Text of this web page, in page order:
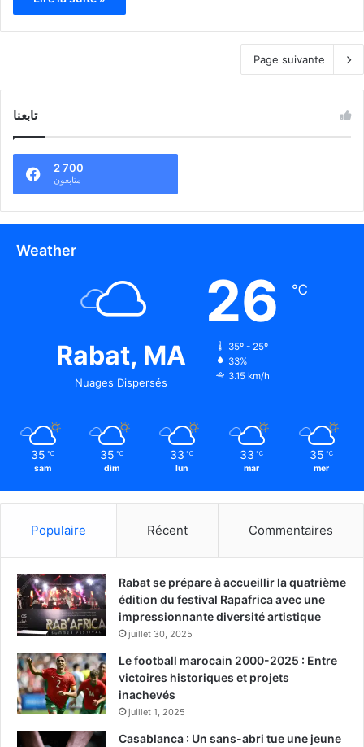
Page suivante
تابعنا
2 700
متابعون
Weather
Rabat, MA
Nuages Dispersés
26 ℃
35º - 25º
33%
3.15 km/h
35 ℃
sam
35 ℃
dim
33 ℃
lun
33 ℃
mar
35 ℃
mer
Populaire Récent Commentaires
Rabat se prépare à accueillir la quatrième
édition du festival Rapafrica avec une
impressionnante diversité artistique
juillet 30, 2025
Le football marocain 2000-2025 : Entre
victoires historiques et projets
inachevés
juillet 1, 2025
Casablanca : Un sans-abri tue une jeune